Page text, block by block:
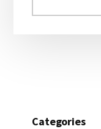
website
Categories